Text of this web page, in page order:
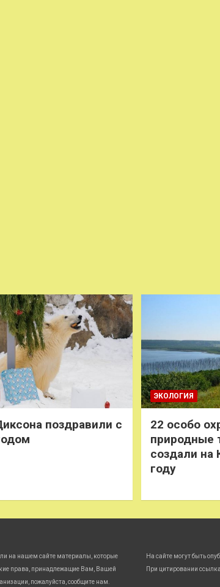
поздравили с
ЭКОЛОГИЯ
22 особо
природные
создали на
году
на нашем сайте материалы, которые
права, принадлежащие Вам, Вашей
пожалуйста, сообщите нам.
На сайте могут быть
При цитировании